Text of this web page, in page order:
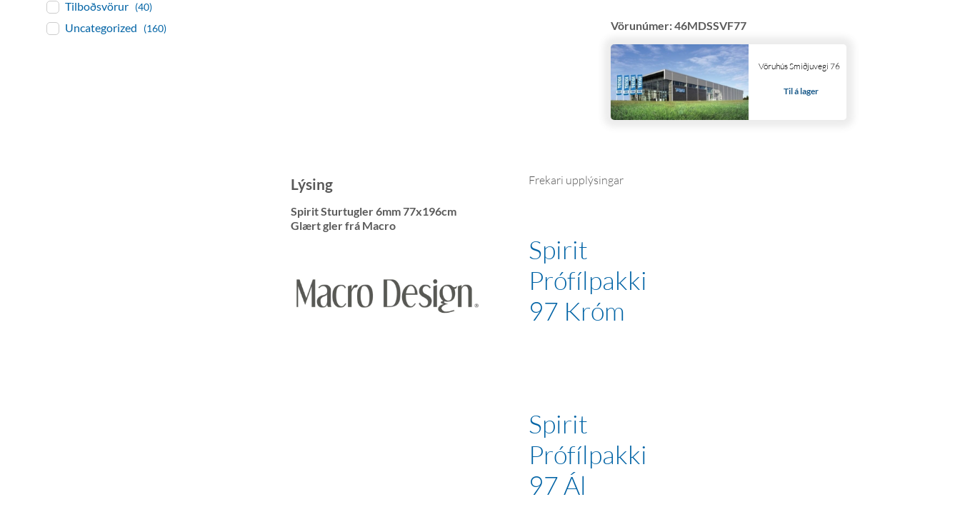
Vörunúmer:46MDSSVF77
Vöruhús Smiðjuvegi 76
Til á lager
Lýsing
Spirit Sturtugler 6mm 77x196cm
Glært gler frá Macro
Frekari upplýsingar
Spirit
Prófílpakki
97 Króm
Spirit
Prófílpakki
97 Ál
Tilboðsvörur (40)
Uncategorized (160)